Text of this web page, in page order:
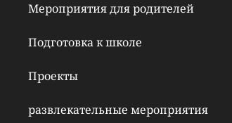
Мероприятия для родителей
Подготовка к школе
Проекты
развлекательные мероприятия